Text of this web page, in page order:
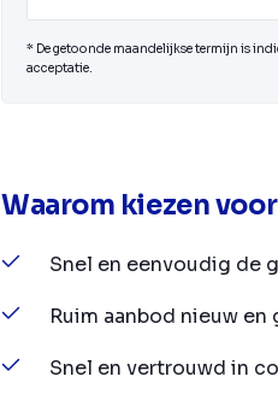
* De getoonde maandelijkse termijn is
acceptatie.
Waarom kiezen
Snel en eenvoudig de
Ruim aanbod nieuw
Snel en vertrouwd in